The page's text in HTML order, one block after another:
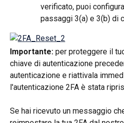
verificato, puoi
passaggi 3(a) e 3(b) di
Importante: per proteggere il
chiave di autenticazione
autenticazione e riattivala
l'autenticazione 2FA è stata
Se hai ricevuto un messaggio